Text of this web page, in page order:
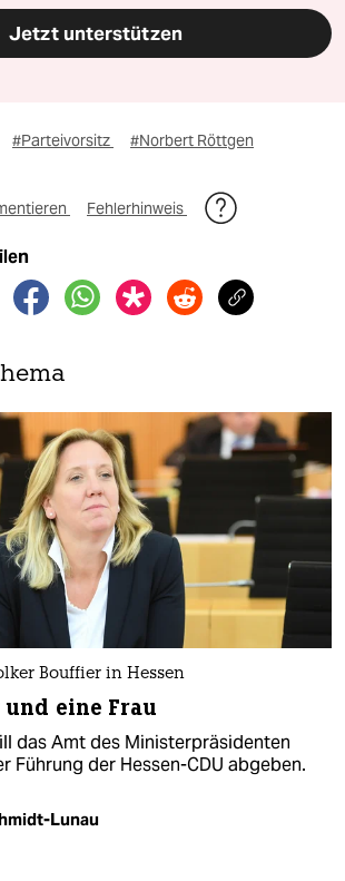
Jetzt unterstützen
#Parteivorsitz #Norbert Röttgen
Fehlerhinweis
Bouffier in Hessen
eine Frau
das Amt des Ministerpräsidenten
Führung der Hessen-CDU abgeben.
Lunau